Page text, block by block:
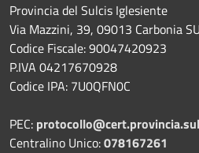
Provincia del Sulcis Iglesiente
Via Mazzini, 39, 09013 Carbonia SU
Codice Fiscale: 90047420923
P.IVA 04217670928
Codice IPA: 7U0QFN0C
PEC: protocollo@cert.provincia.
Centralino Unico:078167261